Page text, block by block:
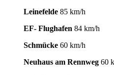
Leinefelde 85 km/h
EF- Flughafen 84 km/h
Schmücke 60 km/h
Neuhaus am Rennweg 60